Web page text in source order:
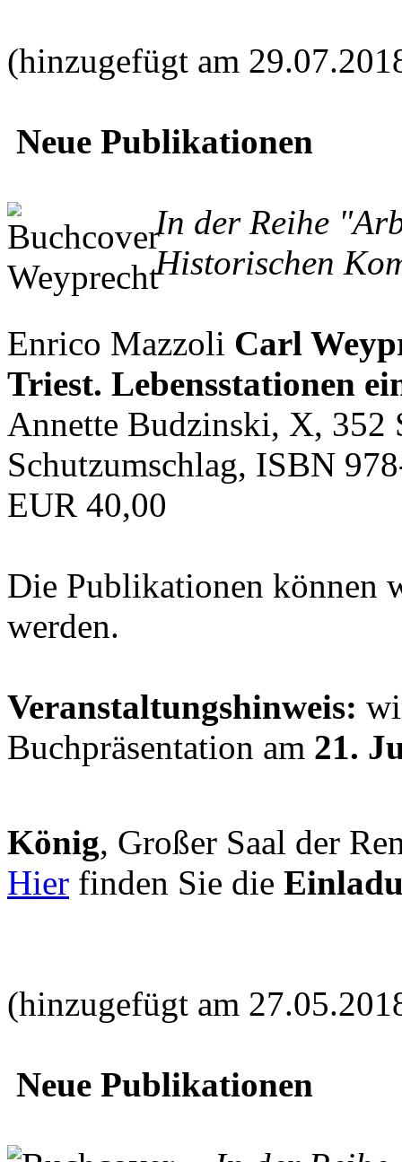
(hinzugefügt am
Neue Publikationen
In der Reihe
Historischen
Enrico Mazzoli Carl
Triest. Lebensstationen
Annette Budzinski, X, 352
Schutzumschlag, ISBN
EUR 40,00
Die Publikationen können
werden.
Veranstaltungshinweis:
Buchpräsentation am 21.
König, Großer Saal der
Hier finden Sie die
(hinzugefügt am
Neue Publikationen